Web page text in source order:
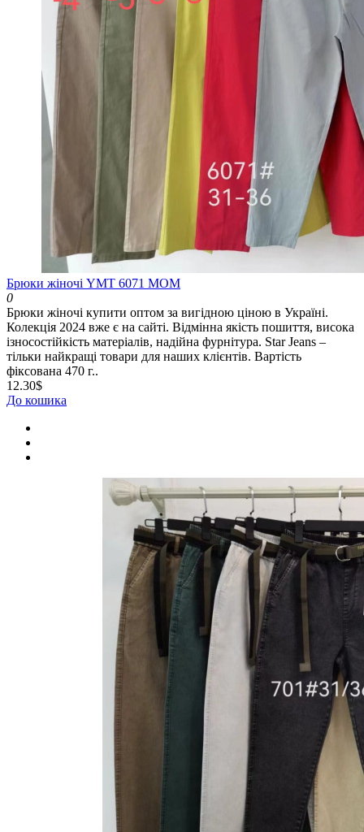
Брюки жіночі YMT 6071 МОМ
0
Брюки жіночі купити оптом за вигідною ціною в Україні.
Колекція 2024 вже є на сайті. Відмінна якість пошиття, висока
ізносостійкість матеріалів, надійна фурнітура. Star Jeans –
тільки найкращі товари для наших клієнтів. Вартість
фіксована 470 г..
12.30$
До кошика